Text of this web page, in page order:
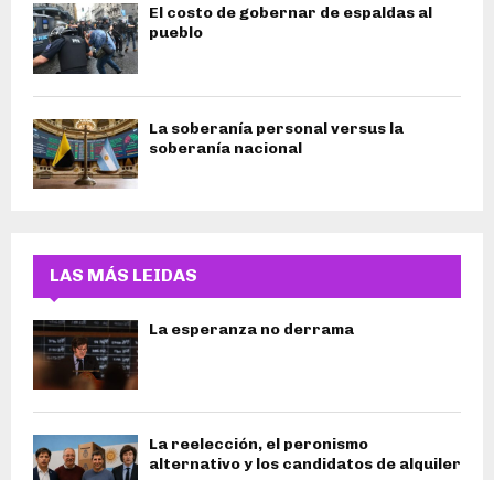
El costo de gobernar de espaldas al
pueblo
La soberanía personal versus la
soberanía nacional
LAS MÁS LEIDAS
La esperanza no derrama
La reelección, el peronismo
alternativo y los candidatos de alquiler